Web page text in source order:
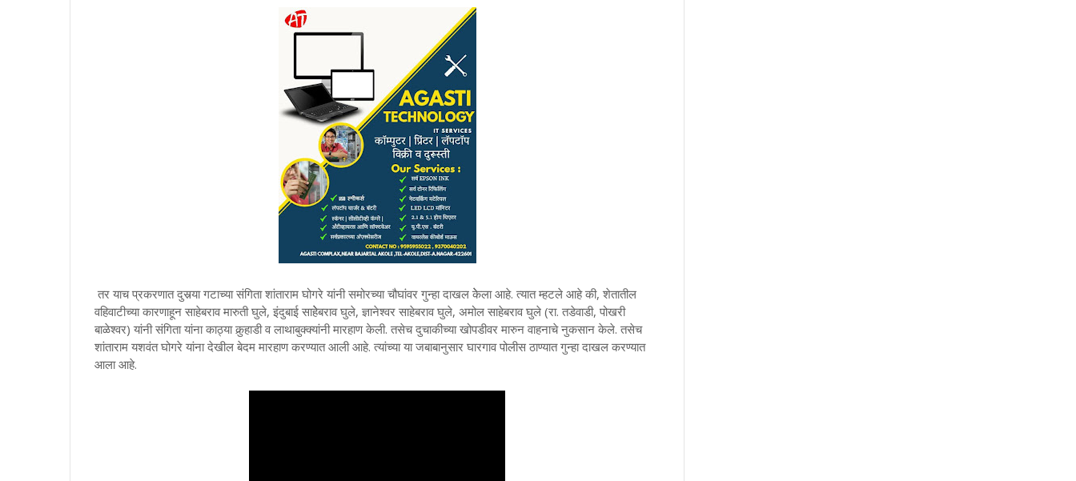
तर याच प्रकरणात दुसर्‍या गटाच्या संगिता शांताराम घोगरे यांनी समोरच्या चौघांवर गुन्हा दाखल केेला आहे. त्यात म्हटले आहे की, शेतातील
वहिवाटीच्या कारणाहून साहेबराव मारुती घुले, इंदुबाई साहेेबराव घुले, ज्ञानेश्वर साहेबराव घुले, अमोल साहेबराव घुले (रा. तडेवाडी, पोखरी
बाळेश्वर) यांनी संगिता यांना काठ्या कुर्‍हाडी व लाथाबुक्क्यांनी मारहाण केली. तसेच दुचाकीच्या खोपडीवर मारुन वाहनाचे नुकसान केले. तसेच
शांताराम यशवंत घोगरे यांना देखील बेदम मारहाण करण्यात आली आहे. त्यांच्या या जबाबानुसार घारगाव पोलीस ठाण्यात गुन्हा दाखल करण्यात
आला आहे.